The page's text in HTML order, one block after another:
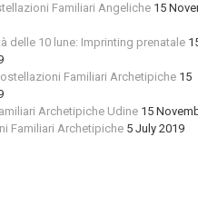
Familiari Angeliche 15
delle 10 lune: Imprinting prenatale
Familiari Archetipiche 15
Archetipiche Udine 15
Familiari Archetipiche 5 July 2019